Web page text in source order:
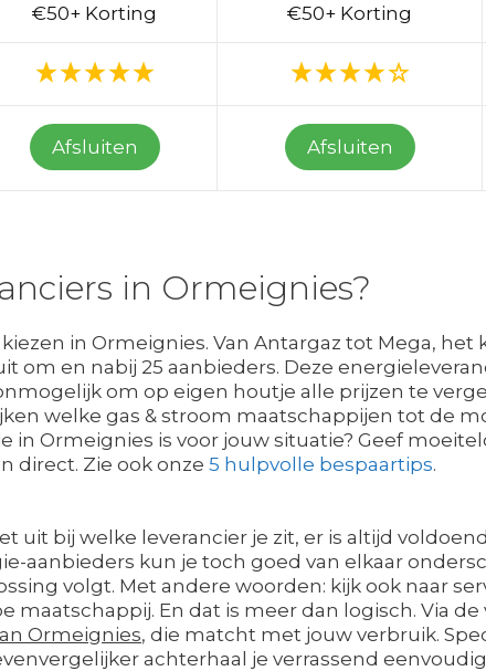
€50+ Korting €50+ Korting
Afsluiten Afsluiten
in Ormeignies?
in Ormeignies. Van Antargaz tot Mega, het
om en nabij 25 aanbieders. Deze
om op eigen houtje alle prijzen te
welke gas & stroom maatschappijen tot de
Ormeignies is voor jouw situatie? Geef
direct. Zie ook onze 5 hulpvolle bespaartips.
uit bij welke leverancier je zit, er is altijd
aanbieders kun je toch goed van elkaar
volgt. Met andere woorden: kijk ook naar
En dat is meer dan logisch. Via
Ormeignies, die matcht met jouw verbruik.
achterhaal je verrassend